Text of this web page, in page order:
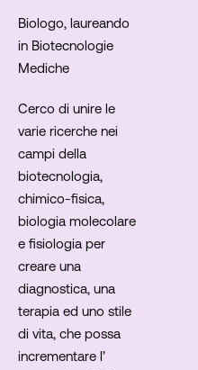
Biologo, laureando
in Biotecnologie
Mediche
Cerco di unire le
varie ricerche nei
campi della
biotecnologia,
chimico-fisica,
biologia molecolare
e fisiologia per
creare una
diagnostica, una
terapia ed uno stile
di vita, che possa
incrementare l’